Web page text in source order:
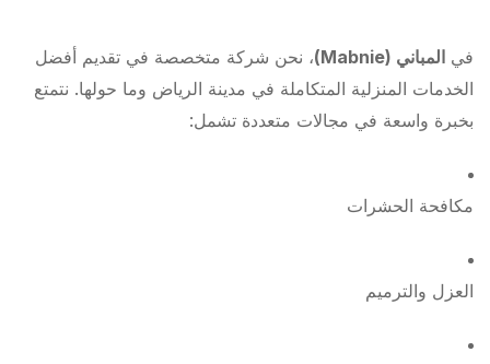
في المباني (Mabnie)
، نحن شركة متخصصة في تقديم أفضل
الخدمات المنزلية المتكاملة في مدينة الرياض وما حولها. نتمتع
بخبرة واسعة في مجالات متعددة تشمل:
مكافحة الحشرات
العزل والترميم